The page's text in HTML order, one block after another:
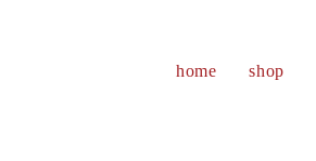
home shop